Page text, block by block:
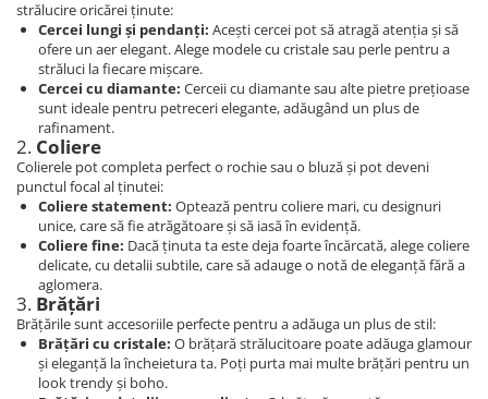
strălucire oricărei ținute:
Cercei lungi și pendanți: Acești cercei pot să atragă atenția și să
ofere un aer elegant. Alege modele cu cristale sau perle pentru a
străluci la fiecare mișcare.
Cercei cu diamante: Cerceii cu diamante sau alte pietre prețioase
sunt ideale pentru petreceri elegante, adăugând un plus de
rafinament.
2. Coliere
Colierele pot completa perfect o rochie sau o bluză și pot deveni
punctul focal al ținutei:
Coliere statement: Optează pentru coliere mari, cu designuri
unice, care să fie atrăgătoare și să iasă în evidență.
Coliere fine: Dacă ținuta ta este deja foarte încărcată, alege coliere
delicate, cu detalii subtile, care să adauge o notă de eleganță fără a
aglomera.
3. Brățări
Brățările sunt accesoriile perfecte pentru a adăuga un plus de stil:
Brățări cu cristale: O brățară strălucitoare poate adăuga glamour
și eleganță la încheietura ta. Poți purta mai multe brățări pentru un
look trendy și boho.